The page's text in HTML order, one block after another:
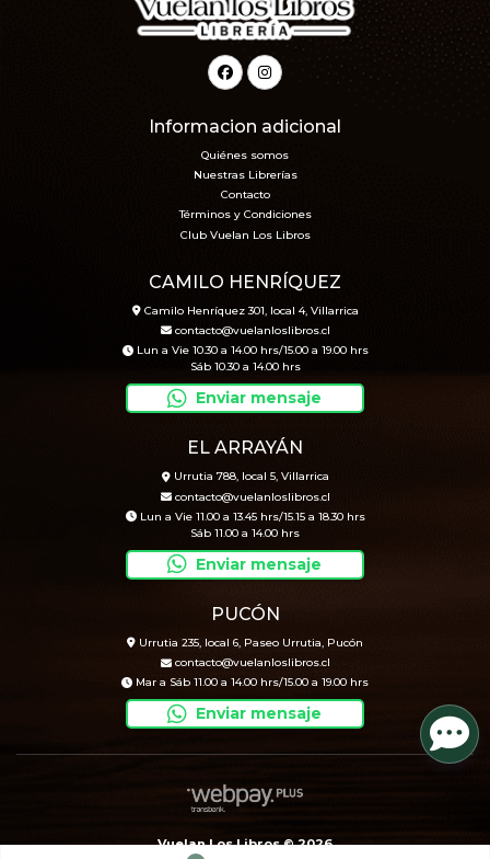
Informacion adicional
Quiénes somos
Nuestras Librerías
Contacto
Términos y Condiciones
Club Vuelan Los Libros
CAMILO HENRÍQUEZ
Camilo Henríquez 301, local 4, Villarrica
contacto@vuelanloslibros.cl
Lun a Vie 10.30 a 14.00 hrs/15.00 a 19.00 hrs
Sáb 10.30 a 14.00 hrs
Enviar mensaje
EL ARRAYÁN
Urrutia 788, local 5, Villarrica
contacto@vuelanloslibros.cl
Lun a Vie 11.00 a 13.45 hrs/15.15 a 18.30 hrs
Sáb 11.00 a 14.00 hrs
Enviar mensaje
PUCÓN
Urrutia 235, local 6, Paseo Urrutia, Pucón
contacto@vuelanloslibros.cl
Mar a Sáb 11.00 a 14.00 hrs/15.00 a 19.00 hrs
Enviar mensaje
Vuelan Los Libros © 2026